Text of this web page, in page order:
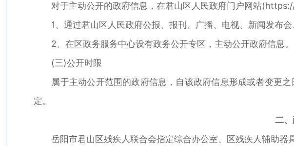
对于主动公开的政府信息，在君山区人民政府门户网站
1、通过君山区人民政府公报、报刊、广播、电视、新闻发布会
2、在区政务服务中心设有政务公开专区，主动公开政府信息。
(三)公开时限
属于主动公开范围的政府信息，自该政府信息形成或者变更之
定。
二
岳阳市君山区残疾人联合会指定综合办公室、区残疾人辅助器